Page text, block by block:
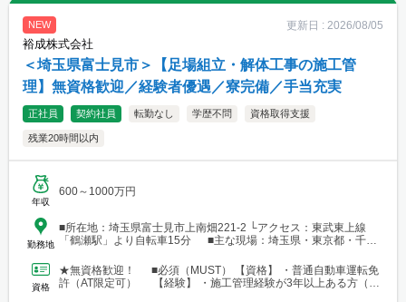
NEW 更新日 : 2026/08/05
裕成株式会社
＜埼玉県富士見市＞【足場組立・解体工事の施工管
理】無資格歓迎／経験者優遇／寮完備／手当充実
正社員 契約社員 転勤なし 学歴不問 資格取得支援
残業20時間以内
年収
600～1000万円
勤務地
■所在地：埼玉県富士見市上南畑221-2 └アクセス：東武東上線
「鶴瀬駅」より自転車15分 ■主な現場：埼玉県・東京都・千葉
資格
★無資格歓迎！ ■必須（MUST） 【資格】 ・普通自動車運転免
許（AT限定可） 【経験】 ・施工管理経験が3年以上ある方（ブ